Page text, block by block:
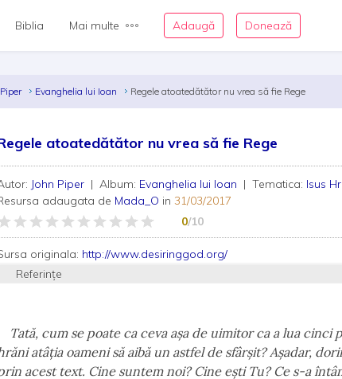
Biblia Mai multe Adaugă Donează
Evanghelia lui Ioan Regele atoatedătător nu vrea să fie Rege
atoatedătător nu vrea să fie Rege
John Piper | Album: Evanghelia lui Ioan | Tematica: Isus
adaugata de Mada_O in31/03/2017
0/10
originala: http://www.desiringgod.org/
Referințe
Tată, cum se poate ca ceva aşa de uimitor ca a lua cinci
atâţia oameni să aibă un astfel de sfârşit? Aşadar,
acest text. Cine suntem noi? Cine ești Tu? Ce s-a